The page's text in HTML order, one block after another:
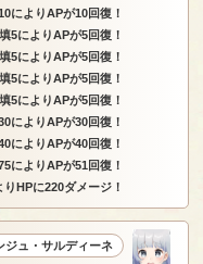
によりAPが10回復！
5によりAPが5回復！
5によりAPが5回復！
5によりAPが5回復！
5によりAPが5回復！
によりAPが30回復！
によりAPが40回復！
によりAPが51回復！
りHPに220ダメージ！
ジュ・サルディーネ